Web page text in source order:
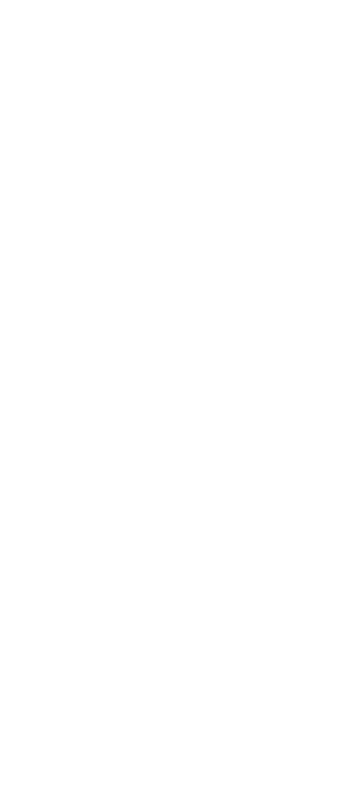
alerta associação
revela estudo
sustentável para os sistemas de saúde”
doentes não elegíveis para inibidores PD-(L)1